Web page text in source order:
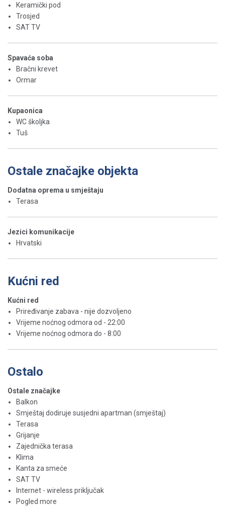
Keramički pod
Trosjed
SAT TV
Spavaća soba
Bračni krevet
Ormar
Kupaonica
WC školjka
Tuš
Ostale značajke objekta
Dodatna oprema u smještaju
Terasa
Jezici komunikacije
Hrvatski
Kućni red
Kućni red
Priređivanje zabava - nije dozvoljeno
Vrijeme noćnog odmora od - 22:00
Vrijeme noćnog odmora do - 8:00
Ostalo
Ostale značajke
Balkon
Smještaj dodiruje susjedni apartman (smještaj)
Terasa
Grijanje
Zajednička terasa
Klima
Kanta za smeće
SAT TV
Internet - wireless priključak
Pogled more